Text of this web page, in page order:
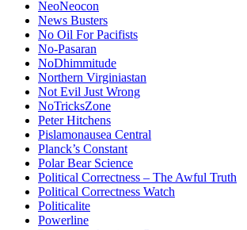
NeoNeocon
News Busters
No Oil For Pacifists
No-Pasaran
NoDhimmitude
Northern Virginiastan
Not Evil Just Wrong
NoTricksZone
Peter Hitchens
Pislamonausea Central
Planck’s Constant
Polar Bear Science
Political Correctness – The Awful Truth
Political Correctness Watch
Politicalite
Powerline